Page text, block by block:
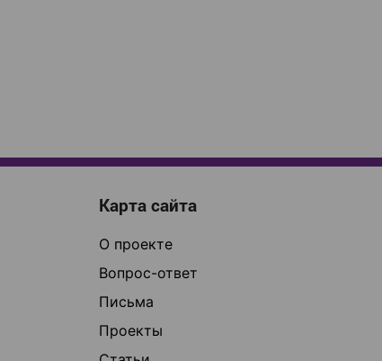
Карта сайта
О проекте
Вопрос-ответ
Письма
Проекты